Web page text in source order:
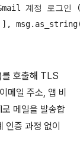
계정 로그인 (
호출해 TLS
메일 주소, 앱 비
메일을 발송합
인증 과정 없이